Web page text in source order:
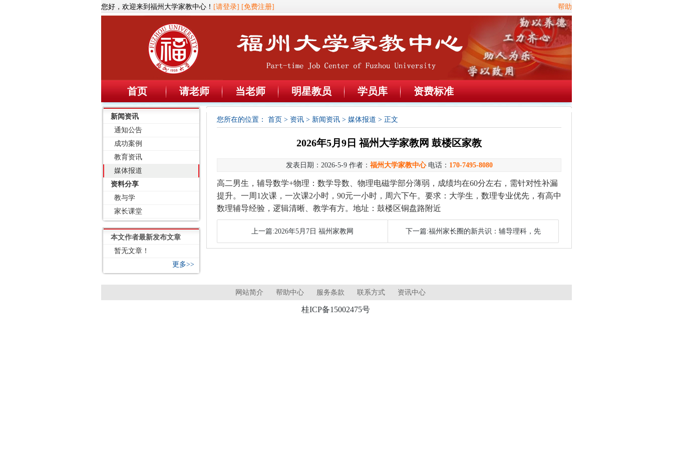
您好，欢迎来到福州大学家教中心！ [请登录] [免费注册] 帮助
首页 请老师 当老师 明星教员 学员库 资费标准
新闻资讯
通知公告
成功案例
教育资讯
媒体报道
资料分享
教与学
家长课堂
本文作者最新发布文章
暂无文章！
更多>>
您所在的位置： 首页 > 资讯 > 新闻资讯 > 媒体报道 > 正文
2026年5月9日 福州大学家教网 鼓楼区家教
发表日期：2026-5-9 作者： 福州大学家教中心电话： 170-7495-8080
高二男生，辅导数学+物理：数学导数、物理电磁学部分薄弱，成绩均在60分左右，需针对性补漏
提升。一周1次课，一次课2小时，90元一小时，周六下午。要求：大学生，数理专业优先，有高中
数理辅导经验，逻辑清晰、教学有方。地址：鼓楼区铜盘路附近
上一篇:2026年5月7日 福州家教网 下一篇:福州家长圈的新共识：辅导理科，先
网站简介 帮助中心 服务条款 联系方式 资讯中心
桂ICP备15002475号